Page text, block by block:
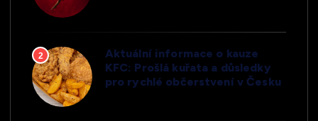
2
Aktuální informace o kauze
KFC: Prošlá kuřata a důsledky
pro rychlé občerstvení v Česku